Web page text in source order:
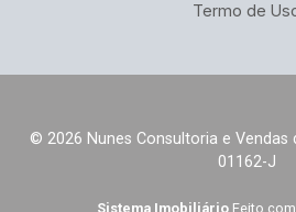
Termo de
© 2026 Nunes Consultoria e Vendas
01162-J
Sistema Imobiliário Feito com